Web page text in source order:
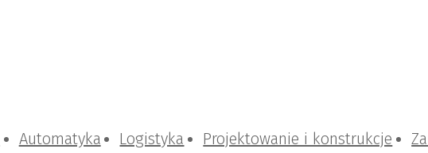
Automatyka Logistyka Projektowanie i konstrukcje